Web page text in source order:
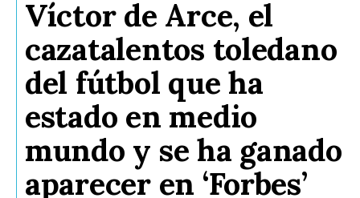
Víctor de Arce, el
cazatalentos toledano
del fútbol que ha
estado en medio
mundo y se ha ganado
aparecer en ‘Forbes’